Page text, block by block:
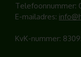
Telefoonnummer:
E-mailadres:
KvK-nummer: